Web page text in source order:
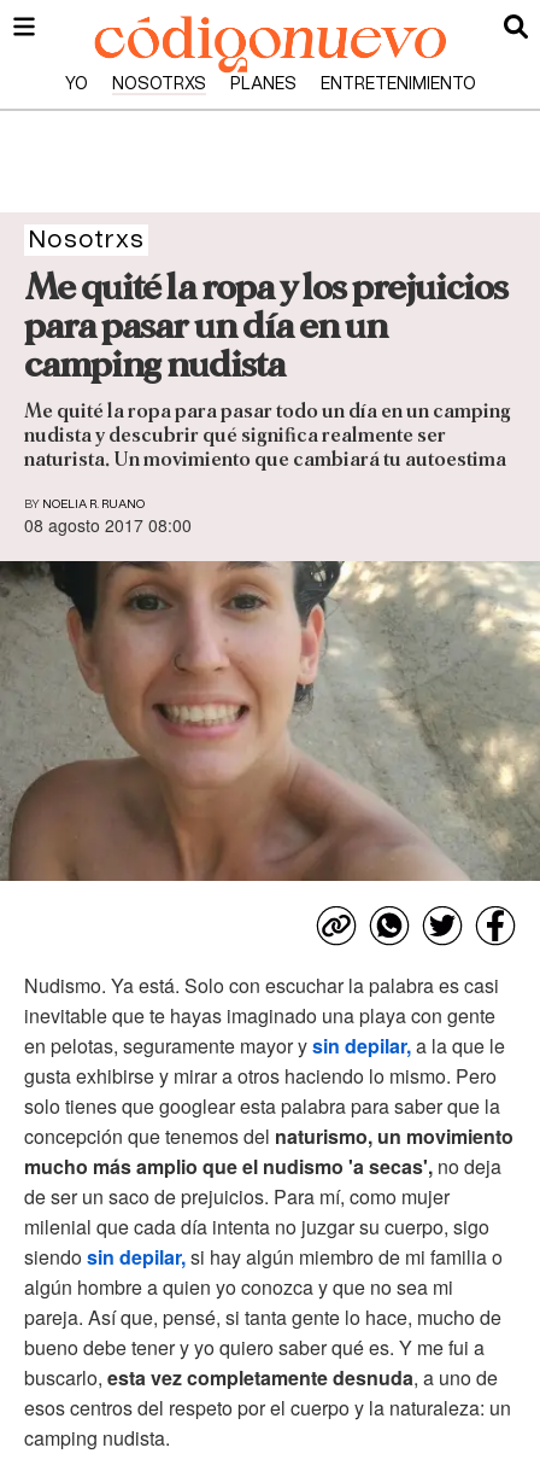
YO NOSOTRXS PLANES ENTRETENIMIENTO
Nosotrxs
Me quité la ropa y los prejuicios
para pasar un día en un
camping nudista
Me quité la ropa para pasar todo un día en un camping
nudista y descubrir qué significa realmente ser
naturista. Un movimiento que cambiará tu autoestima
BY NOELIA R. RUANO
08 agosto 2017 08:00
Nudismo. Ya está. Solo con escuchar la palabra es casi
inevitable que te hayas imaginado una playa con gente
en pelotas, seguramente mayor ysin depilar,a la que le
gusta exhibirse y mirar a otros haciendo lo mismo. Pero
solo tienes que googlear esta palabra para saber que la
concepción que tenemos del naturismo, un movimiento
mucho más amplio que el nudismo 'a secas', no deja
de ser un saco de prejuicios. Para mí, como mujer
milenial que cada día intenta no juzgar su cuerpo, sigo
siendosin depilar,si hay algún miembro de mi familia o
algún hombre a quien yo conozca y que no sea mi
pareja. Así que, pensé, si tanta gente lo hace, mucho de
bueno debe tener y yo quiero saber qué es. Y me fui a
buscarlo, esta vez completamente desnuda, a uno de
esos centros del respeto por el cuerpo y la naturaleza: un
camping nudista.